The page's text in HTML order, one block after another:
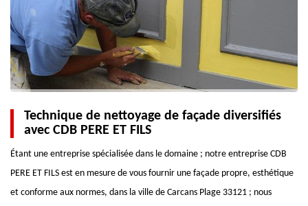
Technique de nettoyage de façade diversifiés
avec CDB PERE ET FILS
Étant une entreprise spécialisée dans le domaine ; notre entreprise CDB
PERE ET FILS est en mesure de vous fournir une façade propre, esthétique
et conforme aux normes, dans la ville de Carcans Plage 33121 ; nous